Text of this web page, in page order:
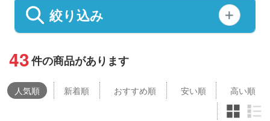
絞り込み
43件の商品があります
人気順 新着順 おすすめ順 安い順 高い順